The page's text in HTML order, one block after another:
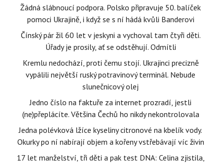
Žádná slábnoucí podpora. Polsko připravuje 50. balíček
pomoci Ukrajině, i když se s ní hádá kvůli Banderovi
Čínský pár žil 60 let v jeskyni a vychoval tam čtyři děti.
Úřady je prosily, ať se odstěhují. Odmítli
Kremlu nedochází, proti čemu stojí. Ukrajinci precizně
vypálili největší ruský potravinový terminál. Nebude
slunečnicový olej
Jedno číslo na faktuře za internet prozradí, jestli
(ne)přeplácíte. Většina Čechů ho nikdy nekontrolovala
Jedna polévková lžíce kyseliny citronové na kbelík vody.
Okurky po ní nabírají objem a kořeny vstřebávají víc živin
17 let manželství, tři děti a pak test DNA: Celina zjistila,